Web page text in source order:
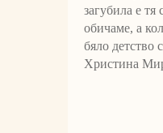
загубила е
обичаме, а
бяло
Христина